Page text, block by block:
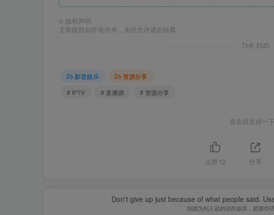
© 版权声明
文章版权归作者所有，未经允许请勿转载。
THE END
影音娱乐
资源分享
# IPTV
# 直播源 # 资源分享
喜欢就支持一
点赞 12 分享
Don't give up just because of what people said.
别因为别人说的话而放弃，把那些